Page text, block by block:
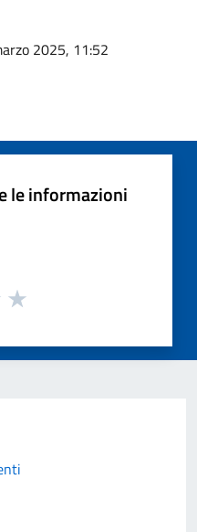
2025, 11:52
le informazioni